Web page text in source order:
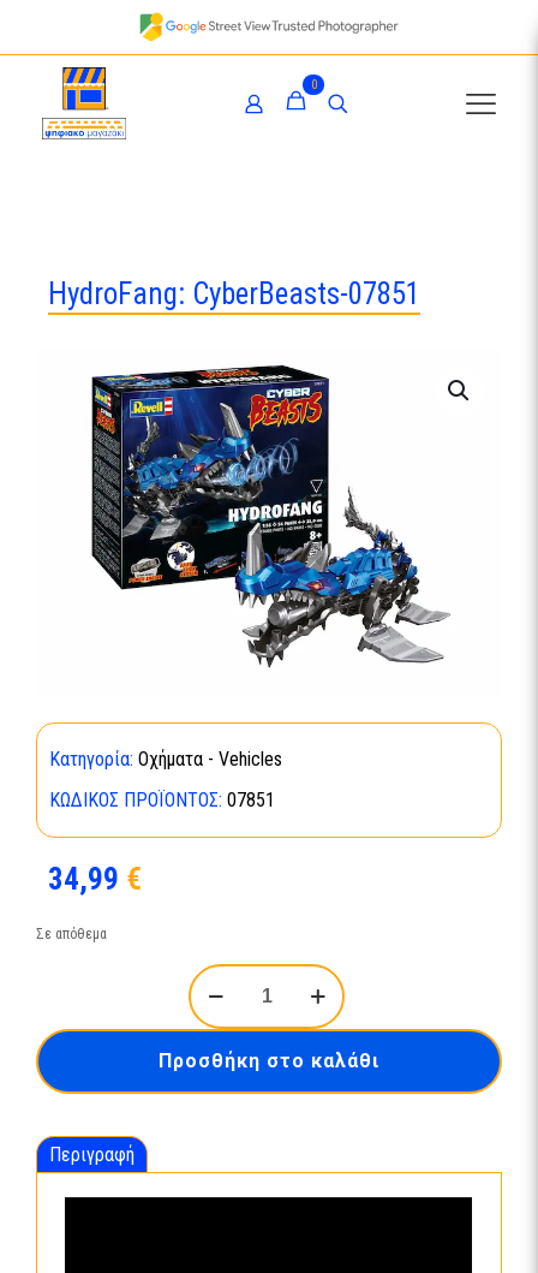
0
HydroFang: CyberBeasts-07851
Κατηγορία: Οχήματα - Vehicles
ΚΩΔΙΚΌΣ ΠΡΟΪΌΝΤΟΣ: 07851
34,99 €
Σε απόθεμα
HydroFang:
CyberBeasts-
07851
Προσθήκη στο καλάθι
Περιγραφή